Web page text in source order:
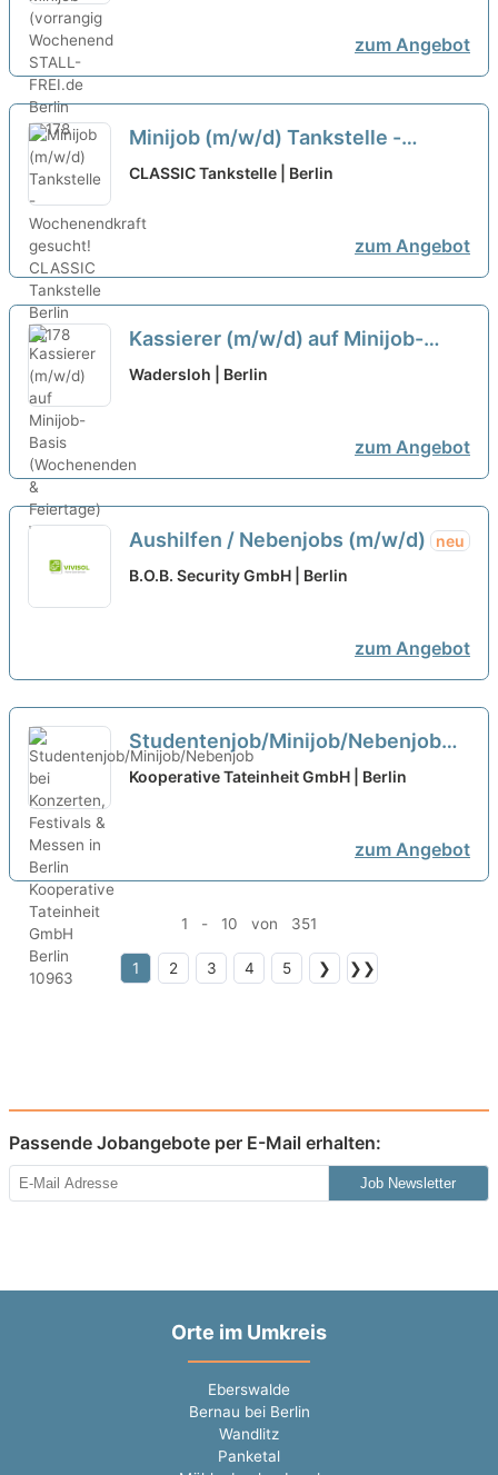
zum Angebot
Minijob (m/w/d) Tankstelle -
Wochenendkraft gesucht!
CLASSIC Tankstelle | Berlin
zum Angebot
Kassierer (m/w/d) auf Minijob-
Basis (Wochenenden & Feiertage)
Wadersloh | Berlin
zum Angebot
Aushilfen / Nebenjobs (m/w/d)
neu
B.O.B. Security GmbH | Berlin
zum Angebot
Studentenjob/Minijob/Nebenjob
bei Konzerten, Festivals & Messen
Kooperative Tateinheit GmbH | Berlin
zum Angebot
1 - 10 von 351
1 2 3 4 5 ❯ ❯❯
Passende Jobangebote per E-Mail erhalten:
Job Newsletter
Orte im Umkreis
Eberswalde
Bernau bei Berlin
Wandlitz
Panketal